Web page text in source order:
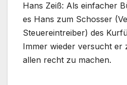
Hans Zeiß: Als einfacher
es Hans zum Schosser
Steuereintreiber) des
Immer wieder versucht er
allen recht zu machen.